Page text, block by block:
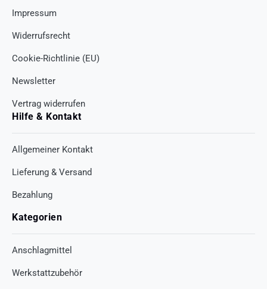
Impressum
Widerrufsrecht
Cookie-Richtlinie (EU)
Newsletter
Vertrag widerrufen
Hilfe & Kontakt
Allgemeiner Kontakt
Lieferung & Versand
Bezahlung
Kategorien
Anschlagmittel
Werkstattzubehör